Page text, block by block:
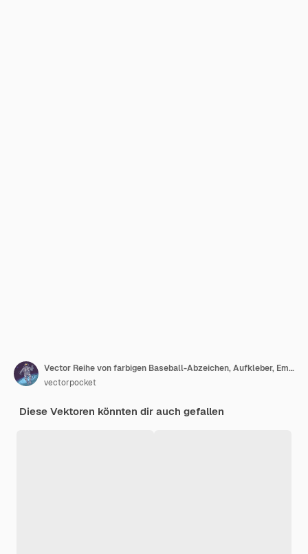
Vector Reihe von farbigen Baseball-Abzeichen, Aufkleber, Embleme
vectorpocket
Diese Vektoren könnten dir auch gefallen